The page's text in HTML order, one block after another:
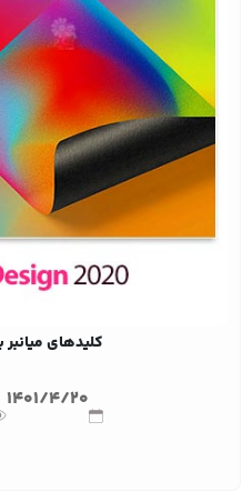
کلیدهای میانبر
1401/4/20